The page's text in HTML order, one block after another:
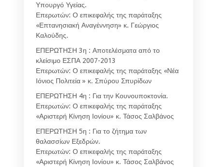
Υπουργό Υγείας.
Επερωτών: Ο επικεφαλής της παράταξης
«Επτανησιακή Αναγέννηση» κ. Γεώργιος
Καλούδης.
ΕΠΕΡΩΤΗΣΗ 3η : Αποτελέσματα από το
κλείσιμο ΕΣΠΑ 2007-2013
Επερωτών: Ο επικεφαλής της παράταξης «Νέα
Ιόνιος Πολιτεία » κ. Σπύρου Σπυρίδων
ΕΠΕΡΩΤΗΣΗ 4η : Για την Κουνουποκτονία.
Επερωτών: Ο επικεφαλής της παράταξης
«Αριστερή Κίνηση Ιονίου» κ. Τάσος Σαλβάνος
ΕΠΕΡΩΤΗΣΗ 5η : Για το ζήτημα των
θαλασσίων Εξεδρών.
Επερωτών: Ο επικεφαλής της παράταξης
«Αριστερή Κίνηση Ιονίου» κ. Τάσος Σαλβάνος